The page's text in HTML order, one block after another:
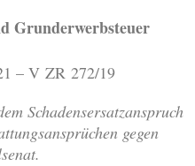
Grunderwerbsteuer
– V ZR 272/19
Schadensersatzanspruch
gegen